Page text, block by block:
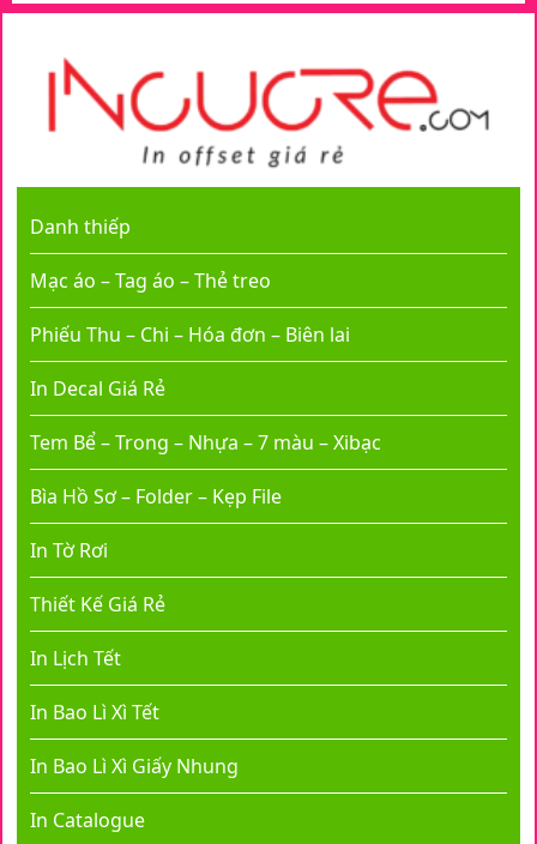
Danh thiếp
Mạc áo – Tag áo – Thẻ treo
Phiếu Thu – Chi – Hóa đơn – Biên lai
In Decal Giá Rẻ
Tem Bể – Trong – Nhựa – 7 màu – Xibạc
Bìa Hồ Sơ – Folder – Kẹp File
In Tờ Rơi
Thiết Kế Giá Rẻ
In Lịch Tết
In Bao Lì Xì Tết
In Bao Lì Xì Giấy Nhung
In Catalogue